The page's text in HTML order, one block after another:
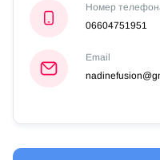
Номер
06604751951
Email